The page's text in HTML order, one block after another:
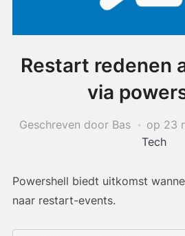
Restart redenen
via
Geschreven door Bas op 23
Tech
Powershell biedt uitkomst
naar restart-events.